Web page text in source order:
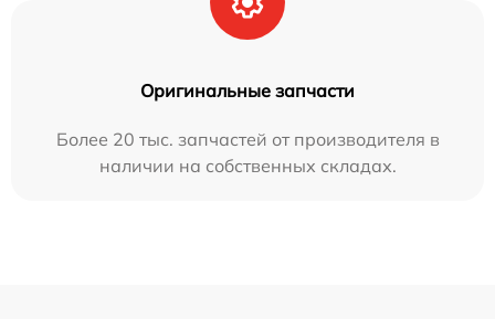
Оригинальные запчасти
Более 20 тыс. запчастей от производителя в
наличии на собственных складах.